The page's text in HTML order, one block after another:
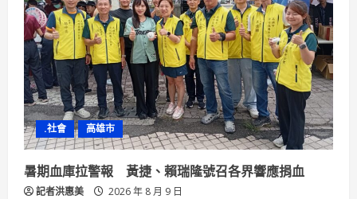
a
d
i
n
g
.社會 高雄市
暑期血庫拉警報 黃捷、賴瑞隆號召各界響應捐血
記者洪惠美 2026 年 8 月 9 日